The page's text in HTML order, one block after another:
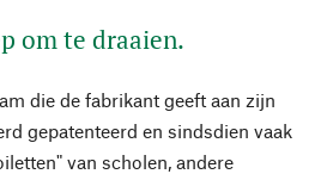
om te draaien.
die de fabrikant geeft aan zijn
gepatenteerd en sindsdien vaak
van scholen, andere